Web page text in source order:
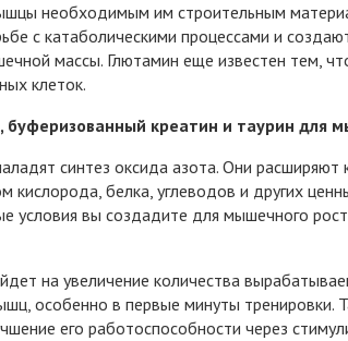
необходимым им строительным
с катаболическими процессами и
массы. Глютамин еще известен тем,
клеток.
буферизованный креатин и таурин для
синтез оксида азота. Они
белка, углеводов и других
условия вы создадите для мышечного
на увеличение количества
особенно в первые минуты тренировки.
его работоспособности через